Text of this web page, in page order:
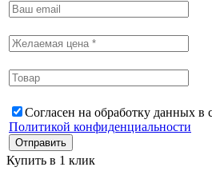
Согласен на обработку данных в
Политикой конфиденциальности
Купить в 1 клик